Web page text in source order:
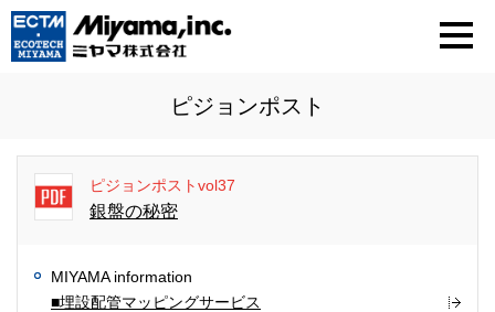
ピジョンポスト
ピジョンポストvol37
銀盤の秘密
MIYAMA information
■埋設配管マッピングサービス